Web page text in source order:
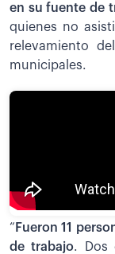
en su fuente de
quienes no
relevamiento
municipales.
“ Fueron 11
de trabajo. Dos